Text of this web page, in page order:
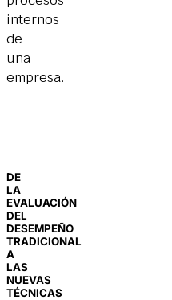
internos
de
una
empresa.
DE
LA
EVALUACIÓN
DEL
DESEMPEÑO
TRADICIONAL
A
LAS
NUEVAS
TÉCNICAS